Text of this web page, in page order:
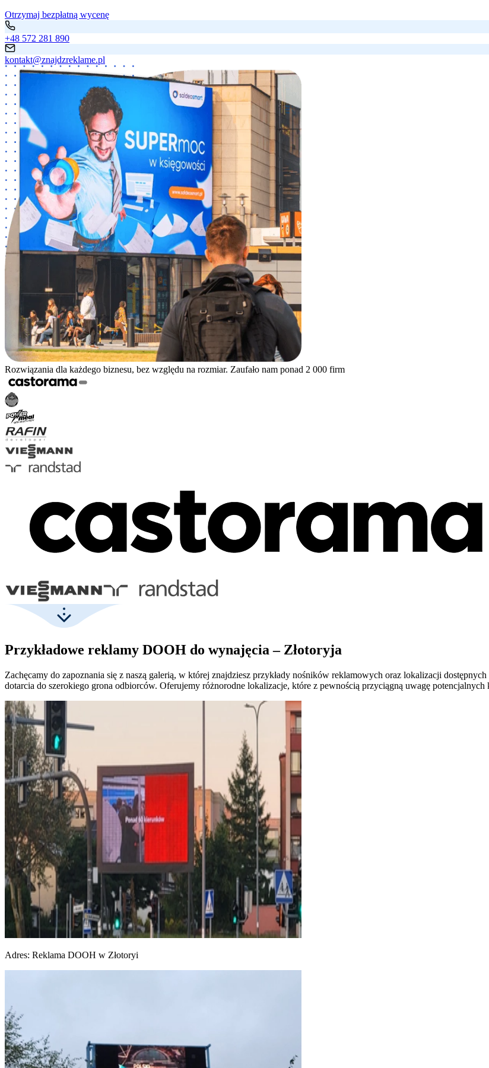
Otrzymaj bezpłatną wycenę
+48 572 281 890
kontakt@znajdzreklame.pl
Rozwiązania dla każdego biznesu, bez względu na rozmiar. Zaufało nam ponad 2 000 firm
Przykładowe reklamy DOOH do wynajęcia – Złotoryja
Zachęcamy do zapoznania się z naszą galerią, w której znajdziesz przykłady nośników reklamowych oraz lokalizacji
dotarcia do szerokiego grona odbiorców. Oferujemy różnorodne lokalizacje, które z pewnością przyciągną uwagę potencjalnych
Adres: Reklama DOOH w Złotoryi